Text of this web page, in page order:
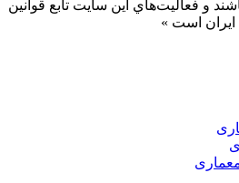
و فعاليت‌هاي اين سايت تابع قوانين
است »